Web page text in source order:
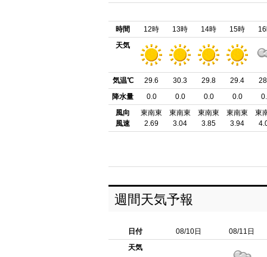
時間
天気
気温℃
降水量
風向
風速
12時
29.6
0.0
東南東
2.69
13時
30.3
0.0
東南東
3.04
14時
29.8
0.0
東南東
3.85
15時
29.4
0.0
東南東
3.94
東
週間天気予報
日付
天気
08/10日 08/11日